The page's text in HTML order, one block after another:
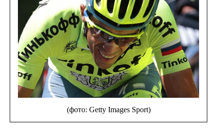
(фото: Getty Images Sport)